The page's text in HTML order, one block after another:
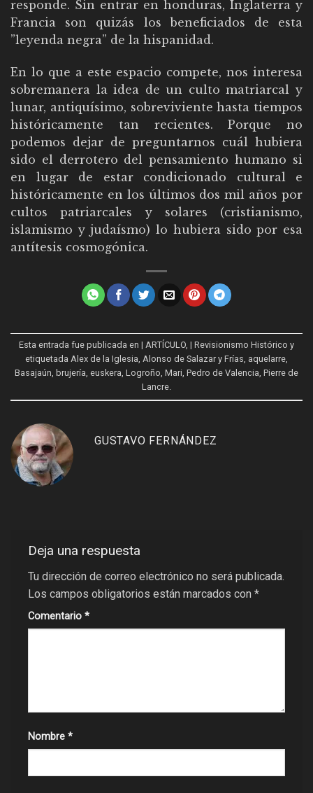
responde. Sin entrar en honduras, Inglaterra y
Francia son quizás los beneficiados de esta
”leyenda negra” de la hispanidad.
En lo que a este espacio compete, nos interesa
sobremanera la idea de un culto matriarcal y
lunar, antiquísimo, sobreviviente hasta tiempos
históricamente tan recientes. Porque no
podemos dejar de preguntarnos cuál hubiera
sido el derrotero del pensamiento humano si
en lugar de estar condicionado cultural e
históricamente en los últimos dos mil años por
cultos patriarcales y solares (cristianismo,
islamismo y judaísmo) lo hubiera sido por esa
antítesis cosmogónica.
Esta entrada fue publicada en | ARTÍCULO | Revisionismo Histórico y
etiquetada Alex de la Iglesia Alonso de Salazar y Frías aquelarre
Basajaún brujería euskera Logroño Mari Pedro de Valencia Pierre de
Lancre
GUSTAVO FERNÁNDEZ
Deja una respuesta
Tu dirección de correo electrónico no será publicada.
Los campos obligatorios están marcados con *
Comentario *
Nombre *